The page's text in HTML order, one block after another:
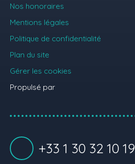
Nos honoraires
Mentions légales
Politique de confidentialité
Plan du site
Gérer les cookies
Propulsé par
+33 1 30 32 10 19